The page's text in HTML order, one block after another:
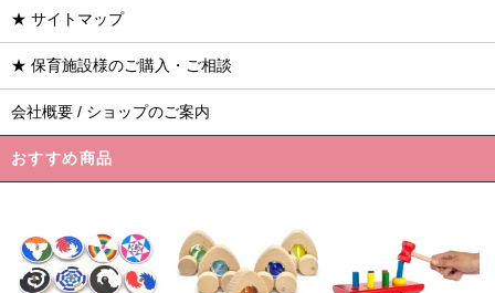
★ サイトマップ
★ 保育施設様のご購入・ご相談
会社概要 / ショップのご案内
おすすめ商品